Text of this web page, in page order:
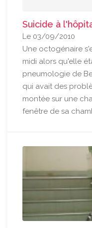
Suicide à
Le 03/09/2010
Une octogénaire
midi alors qu'elle
pneumologie de
qui avait des
montée sur une
fenêtre de sa